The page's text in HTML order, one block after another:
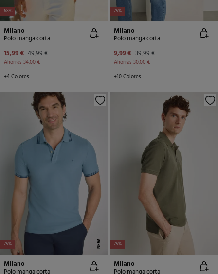
-68%
Milano
Polo manga corta
15,99 € 49,99 €
Ahorras 34,00 €
+4 Colores
-75%
Milano
Polo manga corta
9,99 € 39,99 €
Ahorras 30,00 €
+10 Colores
-75% NEW
Milano
Polo manga corta
-75%
Milano
Polo manga corta